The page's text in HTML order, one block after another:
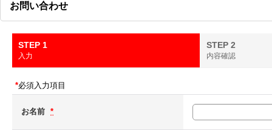
お問い合わせ
STEP 1
入力
STEP 2
内容確認
*必須入力項目
お名前 *